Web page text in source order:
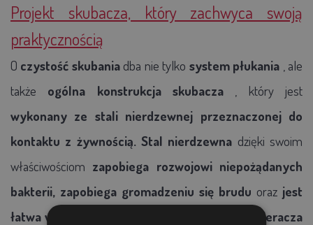
Projekt skubacza, który zachwyca swoją
praktycznością
O czystość skubaniadba nie tylko system płukania , ale
także ogólna konstrukcja skubacza , który jest
wykonany ze stali nierdzewnej przeznaczonej do
kontaktu z żywnością. Stal nierdzewna dzięki swoim
właściwościom zapobiega rozwojowi niepożądanych
bakterii, zapobiega gromadzeniu się brudu oraz jest
łatwa w czyszczeniu i dezynfekcji.
Na dnie zbieracza